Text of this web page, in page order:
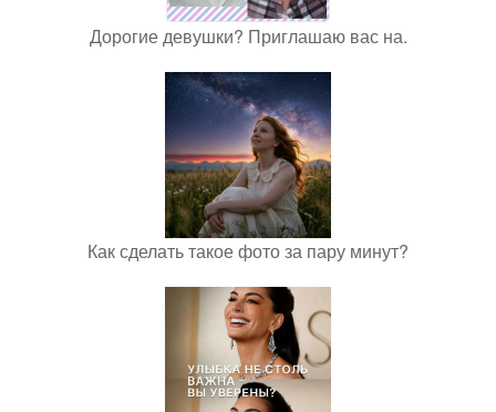
Дорогие девушки? Приглашаю вас на.
Как сделать такое фото за пару минут?